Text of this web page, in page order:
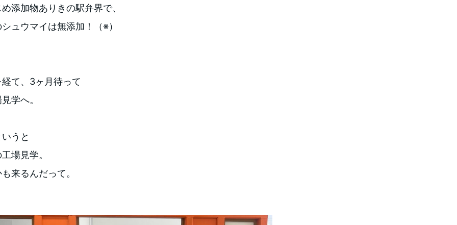
添加物ありきの駅弁界で、
ュウマイは無添加！（※）
て、3ヶ月待って
学へ。
うと
場見学。
来るんだって。